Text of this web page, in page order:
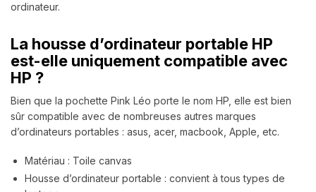
ordinateur.
La housse d’ordinateur portable HP
est-elle uniquement compatible avec
HP ?
Bien que la pochette Pink Léo porte le nom HP, elle est bien
sûr compatible avec de nombreuses autres marques
d’ordinateurs portables : asus, acer, macbook, Apple, etc.
Matériau : Toile canvas
Housse d’ordinateur portable : convient à tous types de